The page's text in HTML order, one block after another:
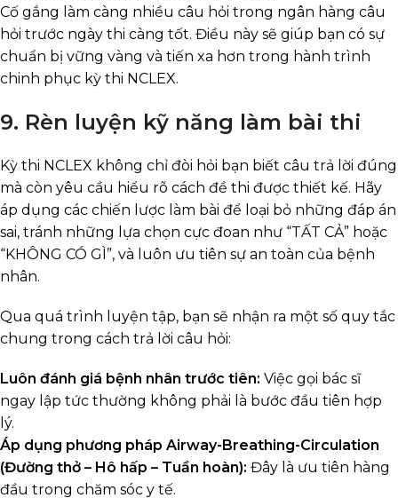
Cố gắng làm càng nhiều câu hỏi trong ngân hàng câu
hỏi trước ngày thi càng tốt. Điều này sẽ giúp bạn có sự
chuẩn bị vững vàng và tiến xa hơn trong hành trình
chinh phục kỳ thi NCLEX.
9. Rèn luyện kỹ năng làm bài thi
Kỳ thi NCLEX không chỉ đòi hỏi bạn biết câu trả lời đúng
mà còn yêu cầu hiểu rõ cách đề thi được thiết kế. Hãy
áp dụng các chiến lược làm bài để loại bỏ những đáp án
sai, tránh những lựa chọn cực đoan như “TẤT CẢ” hoặc
“KHÔNG CÓ GÌ”, và luôn ưu tiên sự an toàn của bệnh
nhân.
Qua quá trình luyện tập, bạn sẽ nhận ra một số quy tắc
chung trong cách trả lời câu hỏi:
Luôn đánh giá bệnh nhân trước tiên: Việc gọi bác sĩ
ngay lập tức thường không phải là bước đầu tiên hợp
lý.
Áp dụng phương pháp Airway-Breathing-Circulation
(Đường thở – Hô hấp – Tuần hoàn): Đây là ưu tiên hàng
đầu trong chăm sóc y tế.